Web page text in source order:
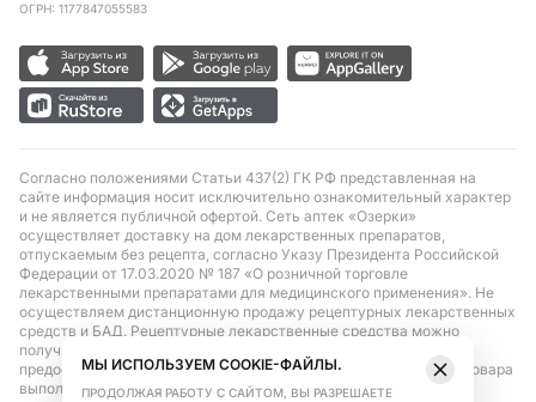
ОГРН: 1177847055583
Согласно положениями Статьи 437(2) ГК РФ представленная на
сайте информация носит исключительно ознакомительный характер
и не является публичной офертой. Сеть аптек «Озерки»
осуществляет доставку на дом лекарственных препаратов,
отпускаемым без рецепта, согласно Указу Президента Российской
Федерации от 17.03.2020 № 187 «О розничной торговле
лекарственными препаратами для медицинского применения». Не
осуществляем дистанционную продажу рецептурных лекарственных
средств и БАД. Рецептурные лекарственные средства можно
получить только при помощи самовывоза в аптеке при
предоставлении рецепта, выписанного врачом. Бронирование товара
выполняется при условиях последующего выкупа заказа в
МЫ ИСПОЛЬЗУЕМ COOKIE-ФАЙЛЫ.
ПРОДОЛЖАЯ РАБОТУ С САЙТОМ, ВЫ РАЗРЕШАЕТЕ